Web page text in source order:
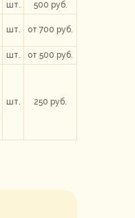
шт.
500 руб.
шт. от 700 руб.
шт.
от 500 руб.
шт. 250 руб.